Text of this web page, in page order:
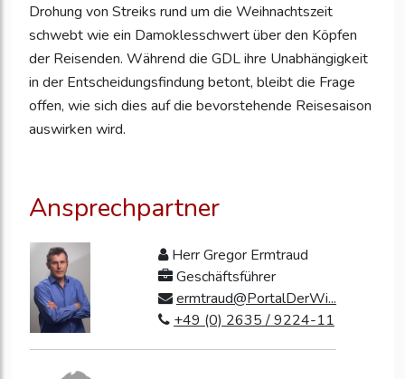
Drohung von Streiks rund um die Weihnachtszeit
schwebt wie ein Damoklesschwert über den Köpfen
der Reisenden. Während die GDL ihre Unabhängigkeit
in der Entscheidungsfindung betont, bleibt die Frage
offen, wie sich dies auf die bevorstehende Reisesaison
auswirken wird.
Ansprechpartner
Herr Gregor Ermtraud
Geschäftsführer
ermtraud@PortalDerWi...
+49 (0) 2635 / 9224-11